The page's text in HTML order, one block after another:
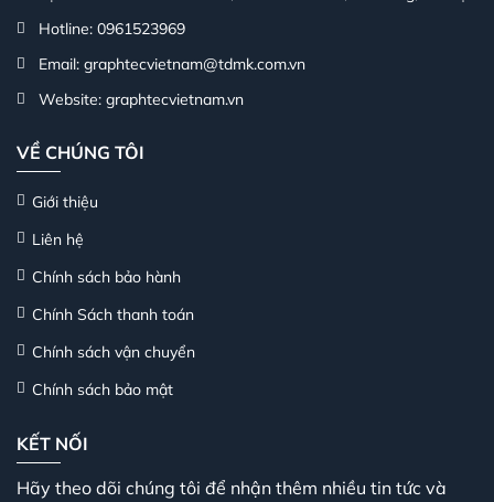
Hotline: 0961523969
Email: graphtecvietnam@tdmk.com.vn
Website: graphtecvietnam.vn
VỀ CHÚNG TÔI
Giới thiệu
Liên hệ
Chính sách bảo hành
Chính Sách thanh toán
Chính sách vận chuyển
Chính sách bảo mật
KẾT NỐI
Hãy theo dõi chúng tôi để nhận thêm nhiều tin tức và